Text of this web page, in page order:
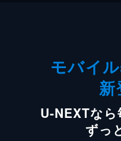
モバイ
新
U-NEXTな
ずっ